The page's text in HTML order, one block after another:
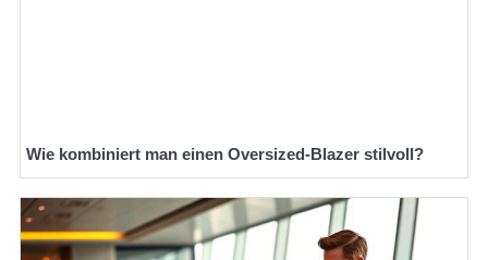
Wie kombiniert man einen Oversized-Blazer stilvoll?